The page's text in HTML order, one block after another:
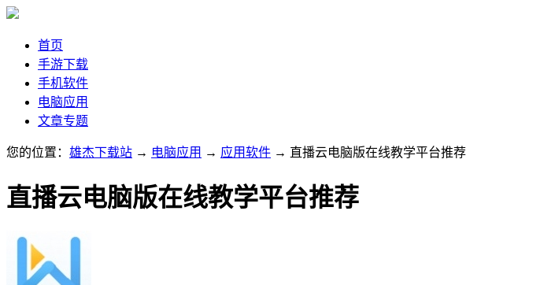
首页
手游下载
手机软件
电脑应用
文章专题
您的位置： 雄杰下载站 → 电脑应用 → 应用软件 → 直播云电脑版在线教学平台推荐
直播云电脑版在线教学平台推荐